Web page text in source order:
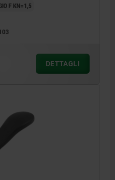
F KN=1,5
DETTAGLI